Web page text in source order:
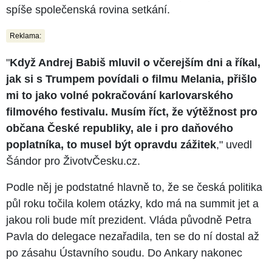
spíše společenská rovina setkání.
Reklama:
"Když Andrej Babiš mluvil o včerejším dni a říkal,
jak si s Trumpem povídali o filmu Melania, přišlo
mi to jako volné pokračování karlovarského
filmového festivalu. Musím říct, že výtěžnost pro
občana České republiky, ale i pro daňového
poplatníka, to musel být opravdu zážitek," uvedl
Šándor pro ŽivotvČesku.cz.
Podle něj je podstatné hlavně to, že se česká politika
půl roku točila kolem otázky, kdo má na summit jet a
jakou roli bude mít prezident. Vláda původně Petra
Pavla do delegace nezařadila, ten se do ní dostal až
po zásahu Ústavního soudu. Do Ankary nakonec